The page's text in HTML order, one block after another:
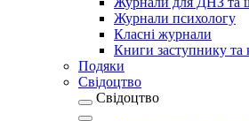
Журнали психологу
Класні журнали
Книги заступнику та
Подяки
Свідоцтво
Свідоцтво